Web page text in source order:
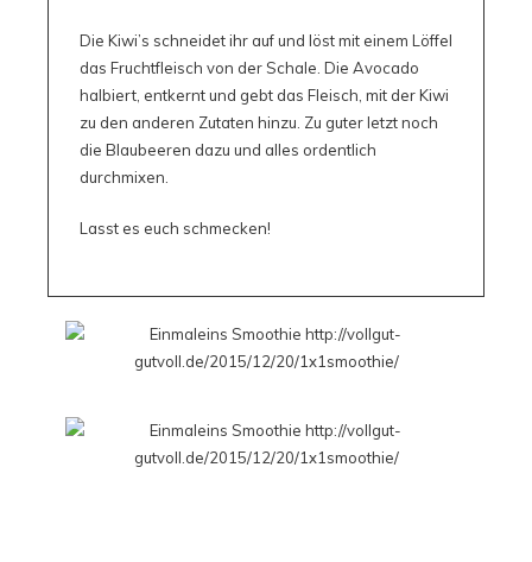
Die Kiwi’s schneidet ihr auf und löst mit einem Löffel
das Fruchtfleisch von der Schale. Die Avocado
halbiert, entkernt und gebt das Fleisch, mit der Kiwi
zu den anderen Zutaten hinzu. Zu guter letzt noch
die Blaubeeren dazu und alles ordentlich
durchmixen.
Lasst es euch schmecken!